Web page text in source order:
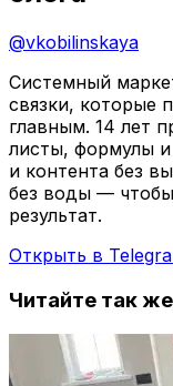
@vkobilinskaya
Системный
связки, которые
главным. 14 лет
листы, формулы
и контента без
без воды —
результат.
Открыть в
Читайте так же